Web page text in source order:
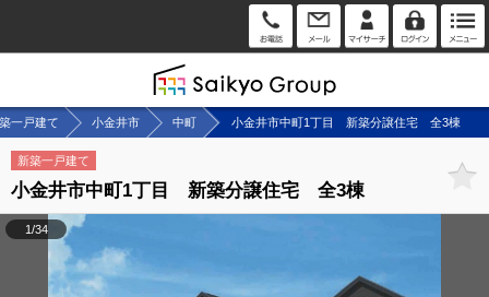
一戸建て 小金井市 中町 小金井市中町1丁目 新築分譲住宅 全3棟
新築一戸建て
小金井市中町1丁目 新築分譲住宅 全3棟
1/34